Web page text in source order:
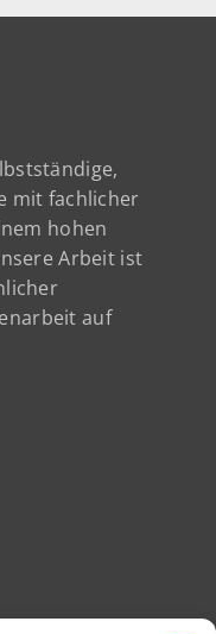
mit fachlicher
hohen
Arbeit ist
auf